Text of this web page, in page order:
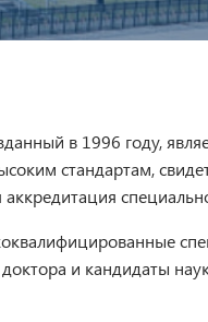
в 1996 году,
стандартам,
и кандидаты